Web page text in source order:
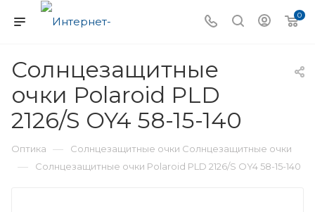
0
Солнцезащитные
очки Polaroid PLD
2126/S OY4 58-15-140
Оптика — Солнцезащитные очки Солнцезащитные очки
— Солнцезащитные очки Polaroid PLD 2126/S OY4 58-15-140